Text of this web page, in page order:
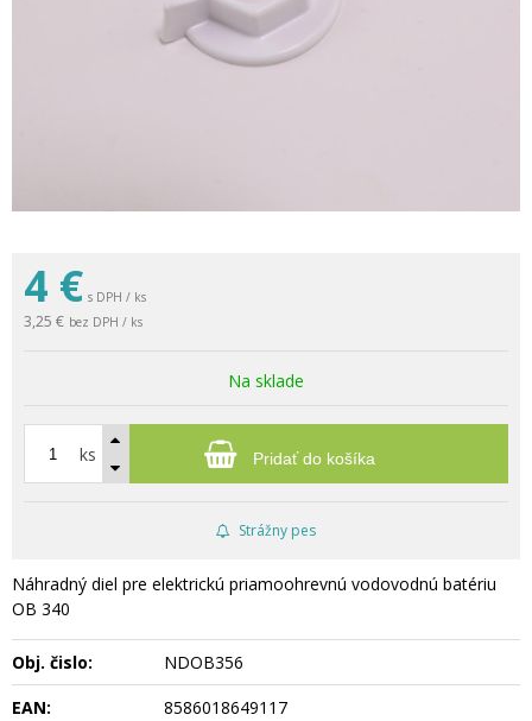
4 € s DPH / ks
3,25 € bez DPH / ks
Na sklade
ks Pridať do košíka
Strážny pes
Náhradný diel pre elektrickú priamoohrevnú vodovodnú batériu
OB 340
Obj. čislo:
NDOB356
EAN:
8586018649117